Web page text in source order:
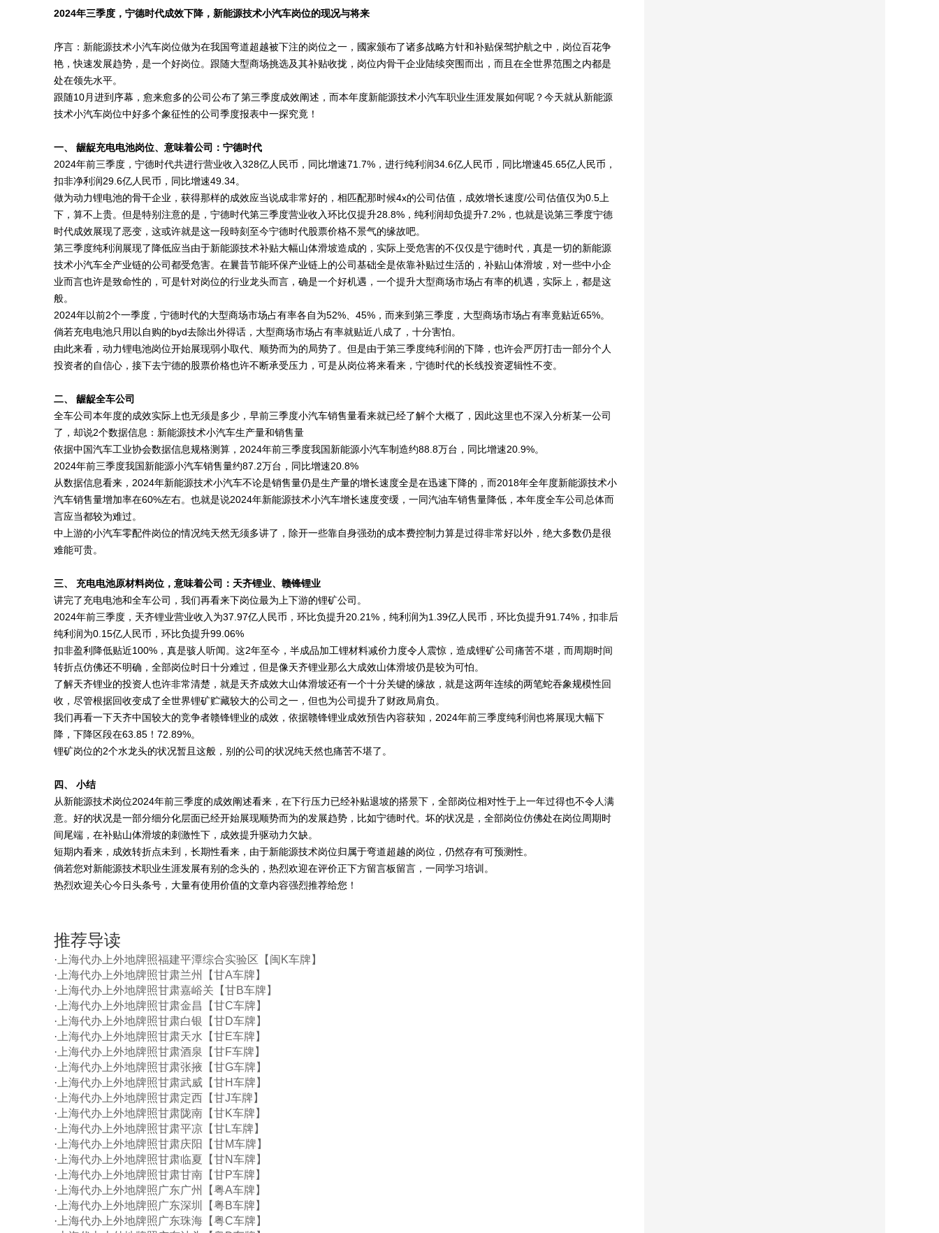
2024年三季度，宁德时代成效下降，新能源技术小汽车岗位的现况与将来
序言：新能源技术小汽车岗位做为在我国弯道超越被下注的岗位之一，國家颁布了诸多战略方针和补贴保驾护航之中，岗位百花争
艳，快速发展趋势，是一个好岗位。跟随大型商场挑选及其补贴收拢，岗位内骨干企业陆续突围而出，而且在全世界范围之内都是
处在领先水平。
跟随10月进到序幕，愈来愈多的公司公布了第三季度成效阐述，而本年度新能源技术小汽车职业生涯发展如何呢？今天就从新能源
技术小汽车岗位中好多个象征性的公司季度报表中一探究竟！
一、 龌龊充电电池岗位、意味着公司：宁德时代
2024年前三季度，宁德时代共进行营业收入328亿人民币，同比增速71.7%，进行纯利润34.6亿人民币，同比增速45.65亿人民币，
扣非净利润29.6亿人民币，同比增速49.34。
做为动力锂电池的骨干企业，获得那样的成效应当说成非常好的，相匹配那时候4x的公司估值，成效增长速度/公司估值仅为0.5上
下，算不上贵。但是特别注意的是，宁德时代第三季度营业收入环比仅提升28.8%，纯利润却负提升7.2%，也就是说第三季度宁德
时代成效展现了恶变，这或许就是这一段時刻至今宁德时代股票价格不景气的缘故吧。
第三季度纯利润展现了降低应当由于新能源技术补贴大幅山体滑坡造成的，实际上受危害的不仅仅是宁德时代，真是一切的新能源
技术小汽车全产业链的公司都受危害。在曩昔节能环保产业链上的公司基础全是依靠补贴过生活的，补贴山体滑坡，对一些中小企
业而言也许是致命性的，可是针对岗位的行业龙头而言，确是一个好机遇，一个提升大型商场市场占有率的机遇，实际上，都是这
般。
2024年以前2个一季度，宁德时代的大型商场市场占有率各自为52%、45%，而来到第三季度，大型商场市场占有率竟贴近65%。
倘若充电电池只用以自购的byd去除出外得话，大型商场市场占有率就贴近八成了，十分害怕。
由此来看，动力锂电池岗位开始展现弱小取代、顺势而为的局势了。但是由于第三季度纯利润的下降，也许会严厉打击一部分个人
投资者的自信心，接下去宁德的股票价格也许不断承受压力，可是从岗位将来看来，宁德时代的长线投资逻辑性不变。
二、 龌龊全车公司
全车公司本年度的成效实际上也无须是多少，早前三季度小汽车销售量看来就已经了解个大概了，因此这里也不深入分析某一公司
了，却说2个数据信息：新能源技术小汽车生产量和销售量
依据中国汽车工业协会数据信息规格测算，2024年前三季度我国新能源小汽车制造约88.8万台，同比增速20.9%。
2024年前三季度我国新能源小汽车销售量约87.2万台，同比增速20.8%
从数据信息看来，2024年新能源技术小汽车不论是销售量仍是生产量的增长速度全是在迅速下降的，而2018年全年度新能源技术小
汽车销售量增加率在60%左右。也就是说2024年新能源技术小汽车增长速度变缓，一同汽油车销售量降低，本年度全车公司总体而
言应当都较为难过。
中上游的小汽车零配件岗位的情况纯天然无须多讲了，除开一些靠自身强劲的成本费控制力算是过得非常好以外，绝大多数仍是很
难能可贵。
三、 充电电池原材料岗位，意味着公司：天齐锂业、赣锋锂业
讲完了充电电池和全车公司，我们再看来下岗位最为上下游的锂矿公司。
2024年前三季度，天齐锂业营业收入为37.97亿人民币，环比负提升20.21%，纯利润为1.39亿人民币，环比负提升91.74%，扣非后
纯利润为0.15亿人民币，环比负提升99.06%
扣非盈利降低贴近100%，真是骇人听闻。这2年至今，半成品加工锂材料减价力度令人震惊，造成锂矿公司痛苦不堪，而周期时间
转折点仿佛还不明确，全部岗位时日十分难过，但是像天齐锂业那么大成效山体滑坡仍是较为可怕。
了解天齐锂业的投资人也许非常清楚，就是天齐成效大山体滑坡还有一个十分关键的缘故，就是这两年连续的两笔蛇吞象规模性回
收，尽管根据回收变成了全世界锂矿贮藏较大的公司之一，但也为公司提升了财政局肩负。
我们再看一下天齐中国较大的竞争者赣锋锂业的成效，依据赣锋锂业成效預告內容获知，2024年前三季度纯利润也将展现大幅下
降，下降区段在63.85！72.89%。
锂矿岗位的2个水龙头的状况暂且这般，别的公司的状况纯天然也痛苦不堪了。
四、 小结
从新能源技术岗位2024年前三季度的成效阐述看来，在下行压力已经补贴退坡的搭景下，全部岗位相对性于上一年过得也不令人满
意。好的状况是一部分细分化层面已经开始展现顺势而为的发展趋势，比如宁德时代。坏的状况是，全部岗位仿佛处在岗位周期时
间尾端，在补贴山体滑坡的刺激性下，成效提升驱动力欠缺。
短期内看来，成效转折点未到，长期性看来，由于新能源技术岗位归属于弯道超越的岗位，仍然存有可预测性。
倘若您对新能源技术职业生涯发展有别的念头的，热烈欢迎在评价正下方留言板留言，一同学习培训。
热烈欢迎关心今日头条号，大量有使用价值的文章内容强烈推荐给您！
推荐导读
· 上海代办上外地牌照福建平潭综合实验区【闽K车牌】
· 上海代办上外地牌照甘肃兰州【甘A车牌】
· 上海代办上外地牌照甘肃嘉峪关【甘B车牌】
· 上海代办上外地牌照甘肃金昌【甘C车牌】
· 上海代办上外地牌照甘肃白银【甘D车牌】
· 上海代办上外地牌照甘肃天水【甘E车牌】
· 上海代办上外地牌照甘肃酒泉【甘F车牌】
· 上海代办上外地牌照甘肃张掖【甘G车牌】
· 上海代办上外地牌照甘肃武威【甘H车牌】
· 上海代办上外地牌照甘肃定西【甘J车牌】
· 上海代办上外地牌照甘肃陇南【甘K车牌】
· 上海代办上外地牌照甘肃平凉【甘L车牌】
· 上海代办上外地牌照甘肃庆阳【甘M车牌】
· 上海代办上外地牌照甘肃临夏【甘N车牌】
· 上海代办上外地牌照甘肃甘南【甘P车牌】
· 上海代办上外地牌照广东广州【粤A车牌】
· 上海代办上外地牌照广东深圳【粤B车牌】
· 上海代办上外地牌照广东珠海【粤C车牌】